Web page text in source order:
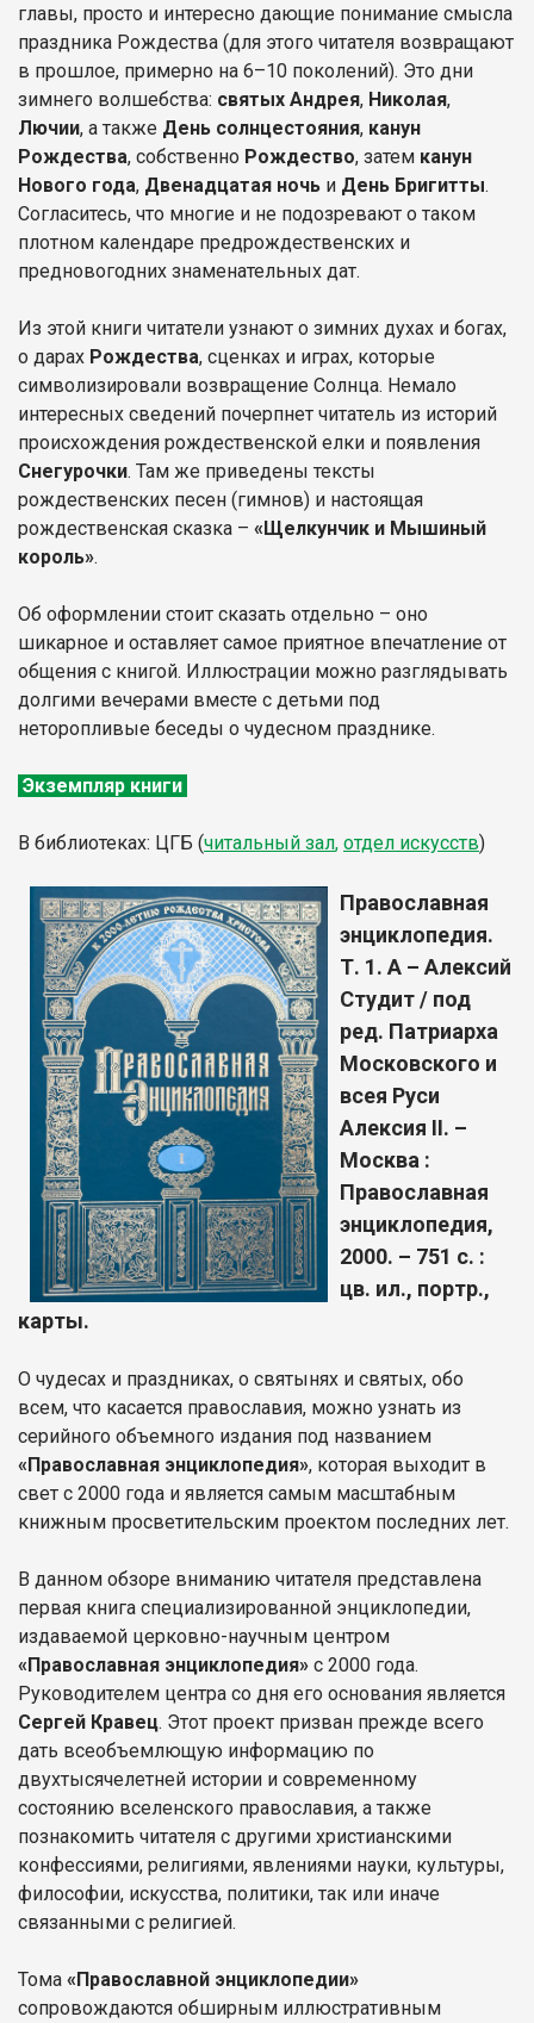
главы, просто и интересно дающие понимание смысла
праздника Рождества (для этого читателя возвращают
в прошлое, примерно на 6–10 поколений). Это дни
зимнего волшебства: святых Андрея, Николая,
Лючии, а также День солнцестояния, канун
Рождества, собственно Рождество, затем канун
Нового года, Двенадцатая ночь и День Бригитты.
Согласитесь, что многие и не подозревают о таком
плотном календаре предрождественских и
предновогодних знаменательных дат.
Из этой книги читатели узнают о зимних духах и богах,
о дарах Рождества, сценках и играх, которые
символизировали возвращение Солнца. Немало
интересных сведений почерпнет читатель из историй
происхождения рождественской елки и появления
Снегурочки. Там же приведены тексты
рождественских песен (гимнов) и настоящая
рождественская сказка – «Щелкунчик и Мышиный
король».
Об оформлении стоит сказать отдельно – оно
шикарное и оставляет самое приятное впечатление от
общения с книгой. Иллюстрации можно разглядывать
долгими вечерами вместе с детьми под
неторопливые беседы о чудесном празднике.
Экземпляр книги
В библиотеках: ЦГБ (читальный зал, отдел искусств)
Православная
энциклопедия.
Т. 1. А – Алексий
Студит / под
ред. Патриарха
Московского и
всея Руси
Алексия II. –
Москва :
Православная
энциклопедия,
2000. – 751 с. :
цв. ил., портр.,
карты.
О чудесах и праздниках, о святынях и святых, обо
всем, что касается православия, можно узнать из
серийного объемного издания под названием
«Православная энциклопедия», которая выходит в
свет с 2000 года и является самым масштабным
книжным просветительским проектом последних лет.
В данном обзоре вниманию читателя представлена
первая книга специализированной энциклопедии,
издаваемой церковно-научным центром
«Православная энциклопедия» с 2000 года.
Руководителем центра со дня его основания является
Сергей Кравец. Этот проект призван прежде всего
дать всеобъемлющую информацию по
двухтысячелетней истории и современному
состоянию вселенского православия, а также
познакомить читателя с другими христианскими
конфессиями, религиями, явлениями науки, культуры,
философии, искусства, политики, так или иначе
связанными с религией.
Тома «Православной энциклопедии»
сопровождаются обширным иллюстративным